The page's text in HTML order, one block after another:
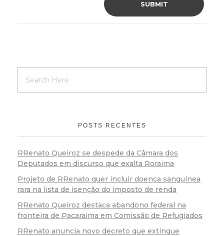
POSTS RECENTES
RRenato Queiroz se despede da Câmara dos
Deputados em discurso que exalta Roraima
Projeto de RRenato quer incluir doença sanguínea
rara na lista de isenção do imposto de renda
RRenato Queiroz destaca abandono federal na
fronteira de Pacaraima em Comissão de Refugiados
RRenato anuncia novo decreto que extingue